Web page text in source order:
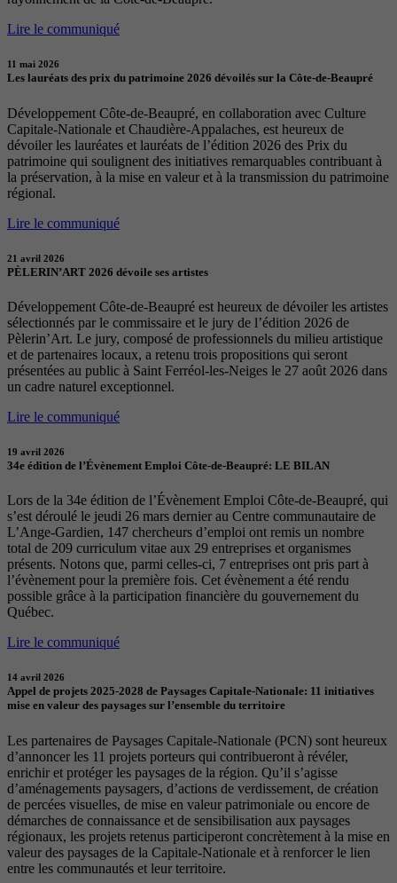
Lire le communiqué
11 mai 2026
Les lauréats des prix du patrimoine 2026 dévoilés sur la Côte-de-Beaupré
Développement Côte-de-Beaupré, en collaboration avec Culture
Capitale-Nationale et Chaudière-Appalaches, est heureux de
dévoiler les lauréates et lauréats de l’édition 2026 des Prix du
patrimoine qui soulignent des initiatives remarquables contribuant à
la préservation, à la mise en valeur et à la transmission du patrimoine
régional.
Lire le communiqué
21 avril 2026
PÈLERIN’ART 2026 dévoile ses artistes
Développement Côte-de-Beaupré est heureux de dévoiler les artistes
sélectionnés par le commissaire et le jury de l’édition 2026 de
Pèlerin’Art. Le jury, composé de professionnels du milieu artistique
et de partenaires locaux, a retenu trois propositions qui seront
présentées au public à Saint Ferréol-les-Neiges le 27 août 2026 dans
un cadre naturel exceptionnel.
Lire le communiqué
19 avril 2026
34e édition de l’Évènement Emploi Côte-de-Beaupré: LE BILAN
Lors de la 34e édition de l’Évènement Emploi Côte-de-Beaupré, qui
s’est déroulé le jeudi 26 mars dernier au Centre communautaire de
L’Ange-Gardien, 147 chercheurs d’emploi ont remis un nombre
total de 209 curriculum vitae aux 29 entreprises et organismes
présents. Notons que, parmi celles-ci, 7 entreprises ont pris part à
l’évènement pour la première fois. Cet évènement a été rendu
possible grâce à la participation financière du gouvernement du
Québec.
Lire le communiqué
14 avril 2026
Appel de projets 2025-2028 de Paysages Capitale-Nationale: 11 initiatives
mise en valeur des paysages sur l’ensemble du territoire
Les partenaires de Paysages Capitale-Nationale (PCN) sont heureux
d’annoncer les 11 projets porteurs qui contribueront à révéler,
enrichir et protéger les paysages de la région. Qu’il s’agisse
d’aménagements paysagers, d’actions de verdissement, de création
de percées visuelles, de mise en valeur patrimoniale ou encore de
démarches de connaissance et de sensibilisation aux paysages
régionaux, les projets retenus participeront concrètement à la mise en
valeur des paysages de la Capitale-Nationale et à renforcer le lien
entre les communautés et leur territoire.